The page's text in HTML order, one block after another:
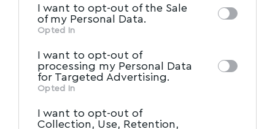
Participantsthat may further disclose it to
other third parties.
I want to opt-out of the Sale
of my Personal Data.
Opted In
I want to opt-out of
processing my Personal Data
for Targeted Advertising.
Opted In
I want to opt-out of
Collection, Use, Retention,